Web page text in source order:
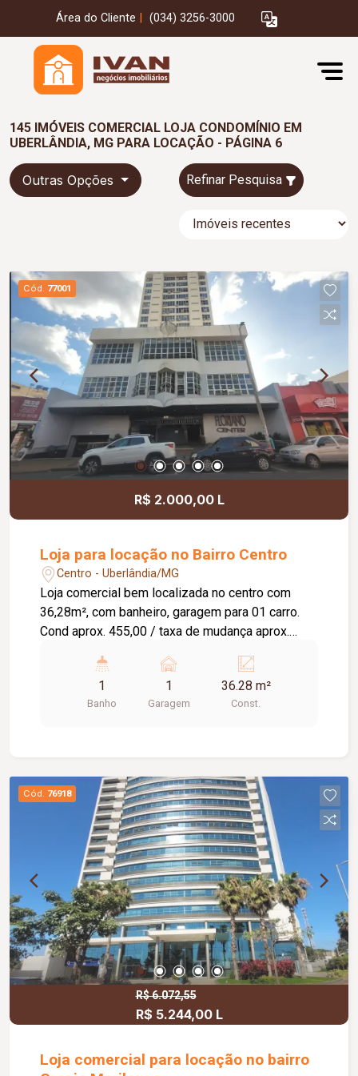
Área do Cliente (034) 3256-3000
145 IMÓVEIS COMERCIAL LOJA CONDOMÍNIO EM
UBERLÂNDIA, MG PARA LOCAÇÃO - PÁGINA 6
Outras Opções Refinar Pesquisa
Cód. 77001
R$ 2.000,00 L
Loja para locação no Bairro Centro
Centro - Uberlândia/MG
Loja comercial bem localizada no centro com
36,28m², com banheiro, garagem para 01 carro.
Cond aprox. 455,00 / taxa de mudança aprox.
1
Banho
1
Garagem
36.28 m²
Const.
Cód. 76918
R$ 6.072,55
R$ 5.244,00 L
Loja comercial para locação no bairro